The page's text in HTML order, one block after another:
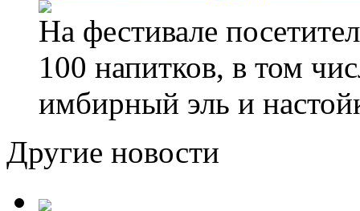
На фестивале
100 напитков, в том
имбирный эль и
Другие новости